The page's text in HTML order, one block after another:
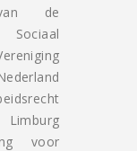
de
Limburg
voor